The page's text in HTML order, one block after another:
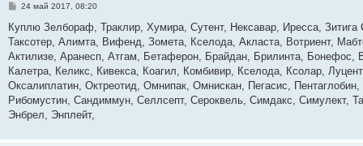
С
о
б
щ
е
и
е
24 май 2017, 08:20
Куплю Зелбораф, Траклир, Хумира, Сутент, Нексавар, Иресса,
Таксотер, Алимта, Вифенд, Зомета, Кселода, Акласта, Вотриент,
Актилизе, Аранесп, Атгам, Бетаферон, Брайдан, Брилинта, Бонефос,
Калетра, Келикс, Кивекса, Коагил, Комбивир, Кселода, Ксолар,
Оксалиплатин, Октреотид, Омнипак, Омнискан, Пегасис,
Рибомустин, Сандиммун, Селлсепт, Сероквель, Симдакс, Симулект,
Энбрел, Энплейт,